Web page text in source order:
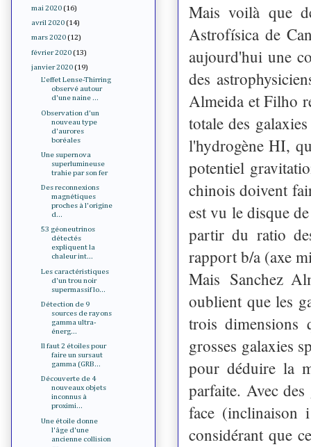
Mais voilà que
Astrofísica de
aujourd'hui une
des
Almeida et Filho
totale des
l'hydrogène HI,
potentiel
chinois doivent
est vu le disque
partir du ratio
rapport b/a (axe
Mais Sanchez
oublient que les
trois dimensions
grosses galaxies
pour déduire la
parfaite. Avec
face (inclinaison
considérant que
mai 2020 (16)
avril 2020 (14)
mars 2020 (12)
février 2020 (13)
janvier 2020 (19)
L'effet Lense-Thirring
observé autour
d'une naine ...
Observation d'un
nouveau type
d'aurores
boréales
Une supernova
superlumineuse
trahie par son fer
Des reconnexions
magnétiques
proches à l'origine
d...
53 géoneutrinos
détectés
expliquent la
chaleur int...
Les caractéristiques
d'un trou noir
supermassif lo...
Détection de 9
sources de rayons
gamma ultra-
énerg...
Il faut 2 étoiles pour
faire un sursaut
gamma (GRB...
Découverte de 4
nouveaux objets
inconnus à
proximi...
Une étoile donne
l'âge d'une
ancienne collision